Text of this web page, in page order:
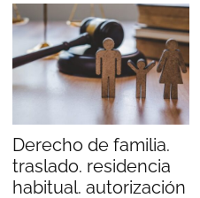
Derecho de familia.
traslado. residencia
habitual. autorización